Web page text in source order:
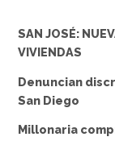
SAN JOSÉ:
VIVIENDAS
Denuncian
San Diego
Millonaria